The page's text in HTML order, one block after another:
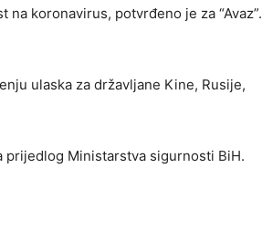
koronavirus, potvrđeno je za “Avaz”.
ulaska za državljane Kine, Rusije,
prijedlog Ministarstva sigurnosti BiH.